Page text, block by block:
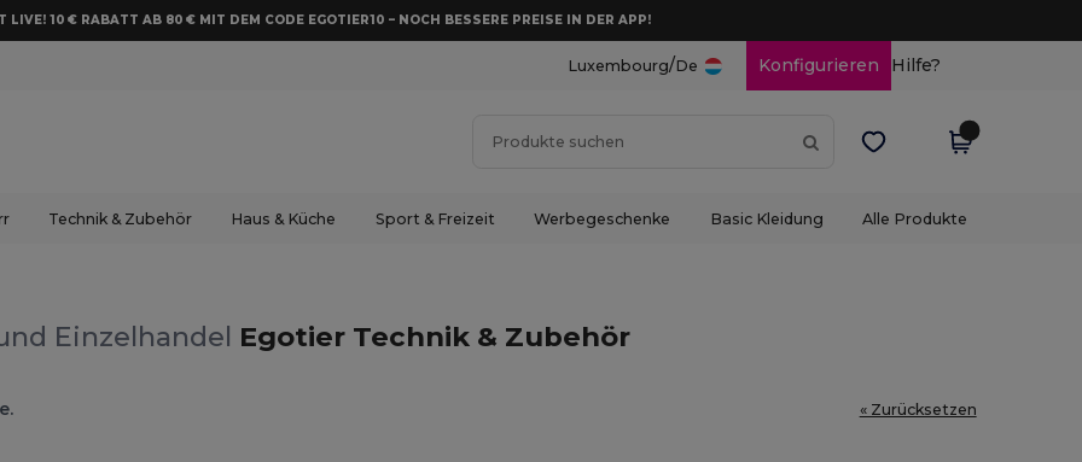
LIVE! 10 € RABATT AB 80 € MIT DEM CODE EGOTIER10 – NOCH BESSERE PREISE IN DER APP!
Luxembourg/De Konfigurieren Hilfe?
Technik & Zubehör Haus & Küche Sport & Freizeit Werbegeschenke Basic Kleidung Alle Produkte
Einzelhandel Egotier Technik & Zubehör
« Zurücksetzen